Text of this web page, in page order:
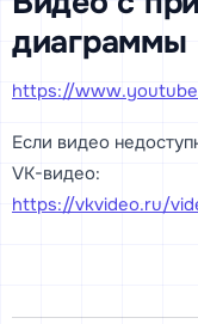
диаграммы
https://
Если видео
VK-видео:
https://vkvideo.ru/